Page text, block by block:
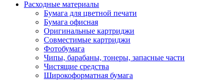
Расходные материалы
Бумага для цветной печати
Бумага офисная
Оригинальные картриджи
Совместимые картриджи
Фотобумага
Чипы, барабаны, тонеры, запасные части
Чистящие средства
Широкоформатная бумага